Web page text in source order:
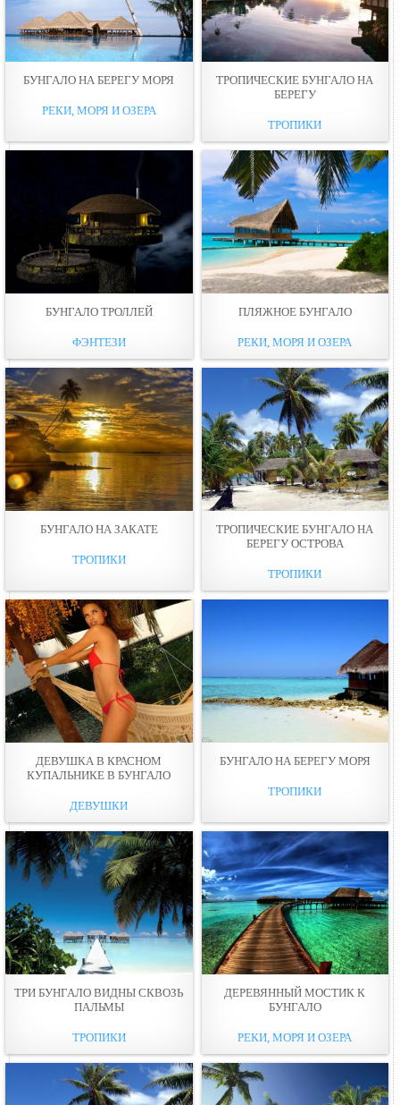
БУНГАЛО НА БЕРЕГУ МОРЯ
РЕКИ, МОРЯ И ОЗЕРА
ТРОПИЧЕСКИЕ БУНГАЛО НА
БЕРЕГУ
ТРОПИКИ
БУНГАЛО ТРОЛЛЕЙ
ФЭНТЕЗИ
ПЛЯЖНОЕ БУНГАЛО
РЕКИ, МОРЯ И ОЗЕРА
БУНГАЛО НА ЗАКАТЕ
ТРОПИКИ
ТРОПИЧЕСКИЕ БУНГАЛО НА
БЕРЕГУ ОСТРОВА
ТРОПИКИ
ДЕВУШКА В КРАСНОМ
КУПАЛЬНИКЕ В БУНГАЛО
ДЕВУШКИ
БУНГАЛО НА БЕРЕГУ МОРЯ
ТРОПИКИ
ТРИ БУНГАЛО ВИДНЫ СКВОЗЬ
ПАЛЬМЫ
ТРОПИКИ
ДЕРЕВЯННЫЙ МОСТИК К
БУНГАЛО
РЕКИ, МОРЯ И ОЗЕРА